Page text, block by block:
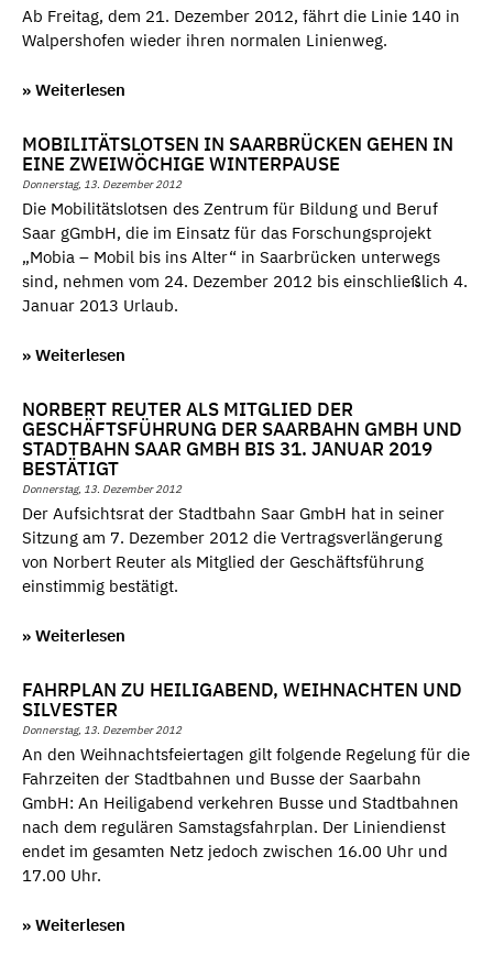
Ab Freitag, dem 21. Dezember 2012, fährt die Linie 140 in
Walpershofen wieder ihren normalen Linienweg.
» Weiterlesen
MOBILITÄTSLOTSEN IN SAARBRÜCKEN GEHEN IN
EINE ZWEIWÖCHIGE WINTERPAUSE
Donnerstag, 13. Dezember 2012
Die Mobilitätslotsen des Zentrum für Bildung und Beruf
Saar gGmbH, die im Einsatz für das Forschungsprojekt
„Mobia – Mobil bis ins Alter“ in Saarbrücken unterwegs
sind, nehmen vom 24. Dezember 2012 bis einschließlich 4.
Januar 2013 Urlaub.
» Weiterlesen
NORBERT REUTER ALS MITGLIED DER
GESCHÄFTSFÜHRUNG DER SAARBAHN GMBH UND
STADTBAHN SAAR GMBH BIS 31. JANUAR 2019
BESTÄTIGT
Donnerstag, 13. Dezember 2012
Der Aufsichtsrat der Stadtbahn Saar GmbH hat in seiner
Sitzung am 7. Dezember 2012 die Vertragsverlängerung
von Norbert Reuter als Mitglied der Geschäftsführung
einstimmig bestätigt.
» Weiterlesen
FAHRPLAN ZU HEILIGABEND, WEIHNACHTEN UND
SILVESTER
Donnerstag, 13. Dezember 2012
An den Weihnachtsfeiertagen gilt folgende Regelung für die
Fahrzeiten der Stadtbahnen und Busse der Saarbahn
GmbH: An Heiligabend verkehren Busse und Stadtbahnen
nach dem regulären Samstagsfahrplan. Der Liniendienst
endet im gesamten Netz jedoch zwischen 16.00 Uhr und
17.00 Uhr.
» Weiterlesen